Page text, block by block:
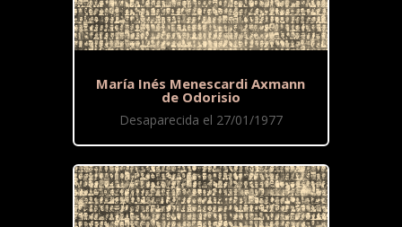
María Inés Menescardi Axmann
de Odorisio
Desaparecida el 27/01/1977